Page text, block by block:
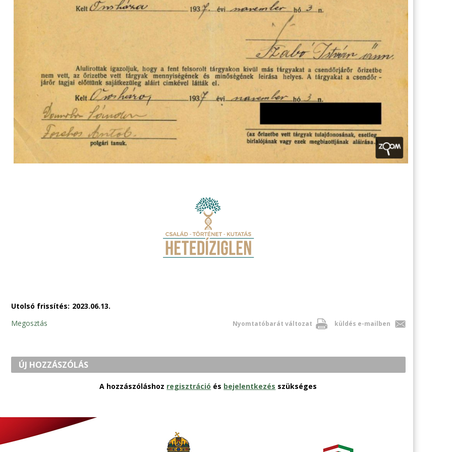
Utolsó frissítés: 2023.06.13.
Nyomtatóbarát változat küldés e-mailben
Megosztás
ÚJ HOZZÁSZÓLÁS
A hozzászóláshoz regisztráció és bejelentkezés szükséges